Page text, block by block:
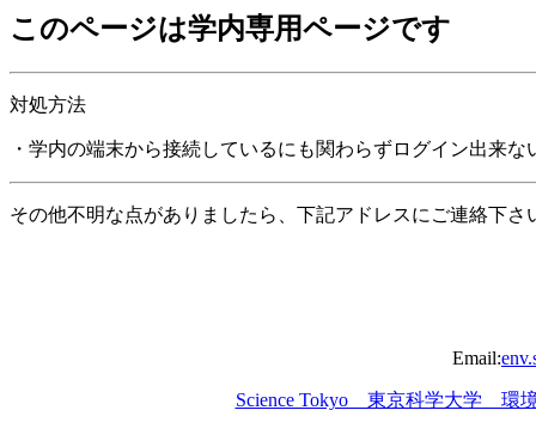
このページは学内専用ページです
対処方法
・学内の端末から接続しているにも関わらずログイン出来
その他不明な点がありましたら、下記アドレスにご連絡下さ
Email:
Science Tokyo 東京科学大学 環